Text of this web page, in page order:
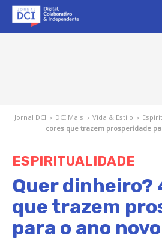
Jornal DCI › DCI Mais › Vida & Estilo ›
cores que trazem prosperidade
ESPIRITUALIDADE
Quer dinheiro?
que trazem
para o ano